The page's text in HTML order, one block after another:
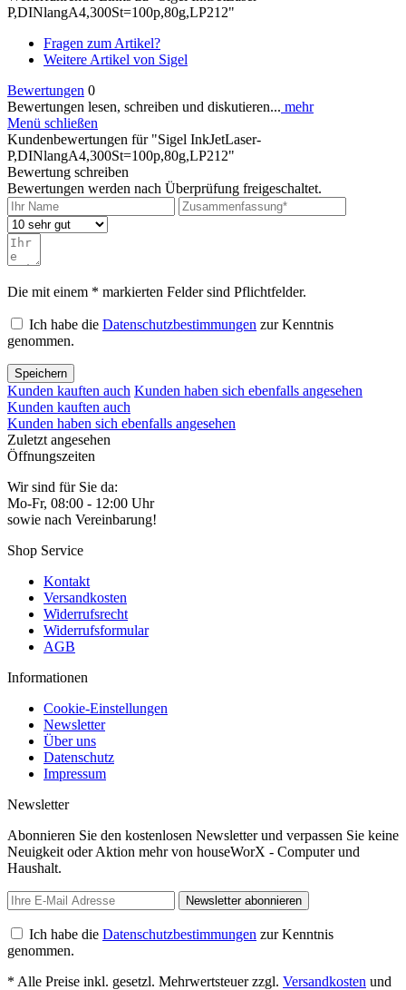
P,DINlangA4,300St=100p,80g,LP212"
Fragen zum Artikel?
Weitere Artikel von Sigel
Bewertungen 0
Bewertungen lesen, schreiben und diskutieren... mehr
Menü schließen
Kundenbewertungen für "Sigel InkJetLaser-
P,DINlangA4,300St=100p,80g,LP212"
Bewertung schreiben
Bewertungen werden nach Überprüfung freigeschaltet.
Die mit einem * markierten Felder sind Pflichtfelder.
Ich habe die Datenschutzbestimmungen zur Kenntnis
genommen.
Speichern
Kunden kauften auch Kunden haben sich ebenfalls angesehen
Kunden kauften auch
Kunden haben sich ebenfalls angesehen
Zuletzt angesehen
Öffnungszeiten
Wir sind für Sie da:
Mo-Fr, 08:00 - 12:00 Uhr
sowie nach Vereinbarung!
Shop Service
Kontakt
Versandkosten
Widerrufsrecht
Widerrufsformular
AGB
Informationen
Cookie-Einstellungen
Newsletter
Über uns
Datenschutz
Impressum
Newsletter
Abonnieren Sie den kostenlosen Newsletter und verpassen Sie keine
Neuigkeit oder Aktion mehr von houseWorX - Computer und
Haushalt.
Newsletter abonnieren
Ich habe die Datenschutzbestimmungen zur Kenntnis
genommen.
* Alle Preise inkl. gesetzl. Mehrwertsteuer zzgl. Versandkosten und